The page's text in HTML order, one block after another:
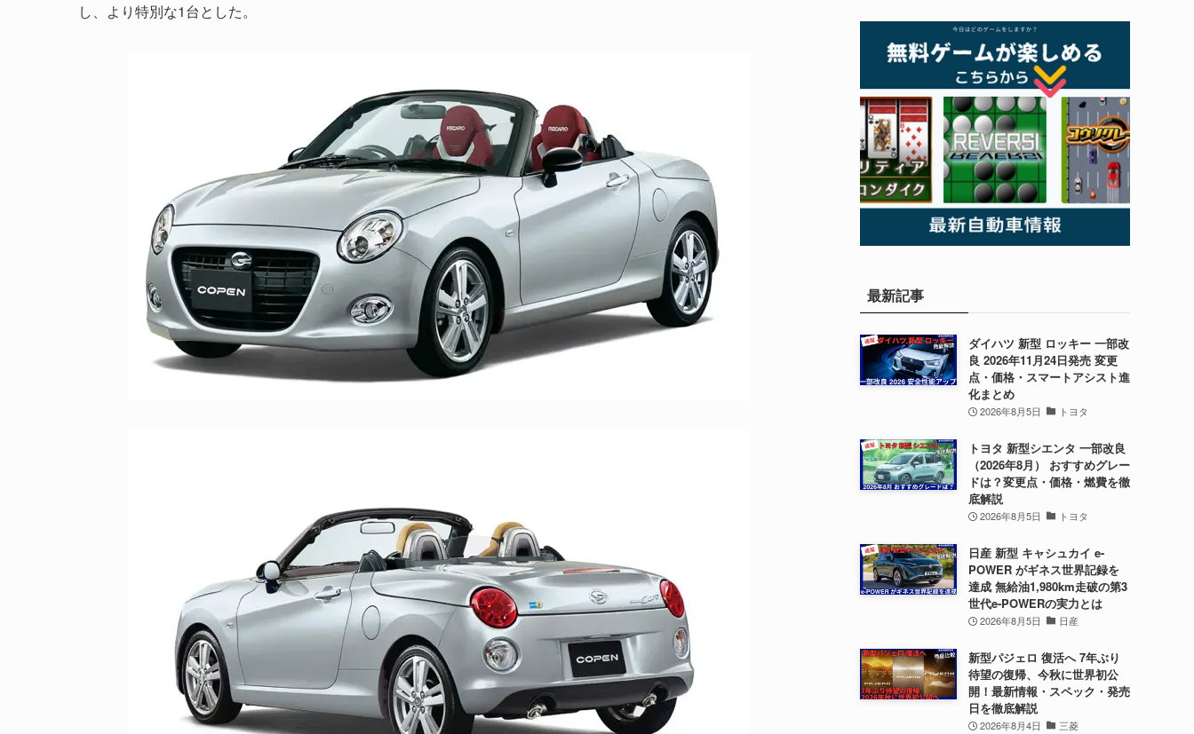
し、より特別な1台とした。
最新記事
ダイハツ 新型 ロッキー 一部改
良 2026年11月24日発売 変更
点・価格・スマートアシスト進
化まとめ
2026年8月5日 トヨタ
トヨタ 新型シエンタ 一部改良
（2026年8月） おすすめグレー
ドは？変更点・価格・燃費を徹
底解説
2026年8月5日 トヨタ
日産 新型 キャシュカイ e-
POWER がギネス世界記録を
達成 無給油1,980km走破の第3
世代e-POWERの実力とは
2026年8月5日 日産
新型パジェロ 復活へ 7年ぶり
待望の復帰、今秋に世界初公
開！最新情報・スペック・発売
日を徹底解説
2026年8月4日 三菱